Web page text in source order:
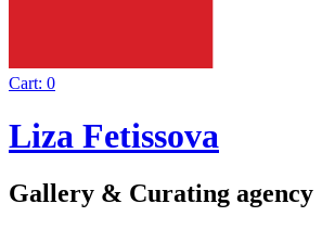
Cart: 0
Liza Fetissova
Gallery & Curating agency